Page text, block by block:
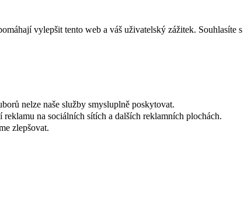
vylepšit tento web a váš uživatelský zážitek. Souhlasíte
nelze naše služby smysluplně poskytovat.
na sociálních sítích a dalších reklamních plochách.
zlepšovat.